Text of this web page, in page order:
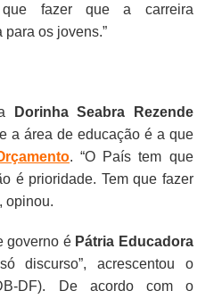
fazer que a carreira
para os jovens.”
Dorinha Seabra Rezende
a área de educação é a que
. “O País tem que
é prioridade. Tem que fazer
opinou.
governo é Pátria Educadora
discurso”, acrescentou o
DF). De acordo com o